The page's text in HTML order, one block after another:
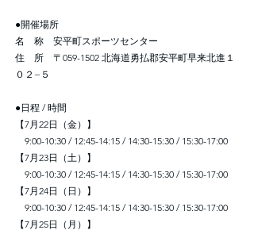
●開催場所
名 称 安平町スポーツセンター
住 所 〒059-1502 北海道勇払郡安平町早来北進１
０２−５
●日程 / 時間
【7月22日（金）】
9:00-10:30 / 12:45-14:15 / 14:30-15:30 / 15:30-17:00
【7月23日（土）】
9:00-10:30 / 12:45-14:15 / 14:30-15:30 / 15:30-17:00
【7月24日（日）】
9:00-10:30 / 12:45-14:15 / 14:30-15:30 / 15:30-17:00
【7月25日（月）】